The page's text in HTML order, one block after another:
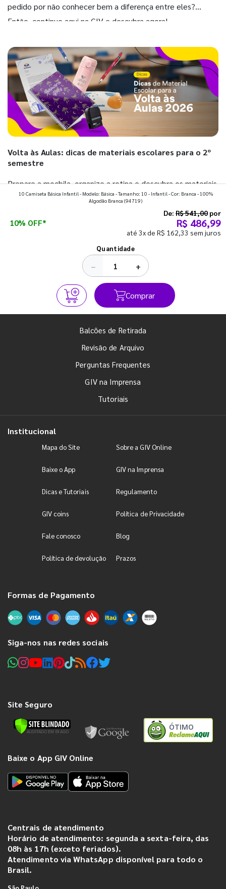
pedido por não conhecer bem a diferença entre eles?
Então, continue aqui na GIV e descubra agora!
Volta às Aulas: dicas de materiais escolares para o 2º
semestre
Prepare a mochila, organize a rotina e descubra os materiais
que fazem toda diferença para começar o segundo
10 Camiseta Básica Infantil - Modelo: Básica - Tamanho: 10 - Infantil - Cor: Branca - 100%
Algodão Branca (94719)
10% OFF*
De: R$ 541,00 por
R$ 486,99
até 3x de R$ 162,33 sem juros
Quantidade
− +
Comprar
Balcões de Retirada
Revisão de Arquivo
Perguntas Frequentes
GIV na Imprensa
Tutoriais
Institucional
Mapa do Site Sobre a GIV Online
Baixe o App GIV na Imprensa
Dicas e Tutoriais Regulamento
GIV coins Política de Privacidade
Fale conosco Blog
Política de devolução Prazos
Formas de Pagamento
Siga-nos nas redes sociais
Site Seguro
ÓTIMO
Baixe o App GIV Online
Centrais de atendimento
Horário de atendimento: segunda a sexta-feira, das
08h às 17h (exceto feriados).
Atendimento via WhatsApp disponível para todo o
Brasil.